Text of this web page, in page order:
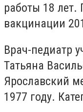
работы 18 лет.
вакцинации
Врач-педиатр
Татьяна
Ярославский
1977 году.